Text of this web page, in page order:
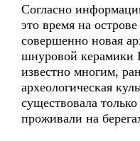
Согласно
это время на
совершенно новая
шнуровой
известно многим,
археологическая
существовала
проживали на